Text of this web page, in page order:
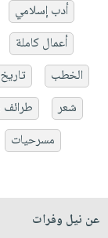
أدب إسلامي
أعمال كاملة
الخطب
شعر
طرائف
مسرحيات
عن نيل وفرات